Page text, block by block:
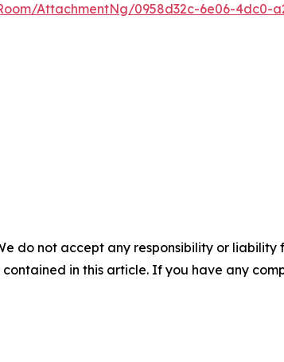
AttachmentNg/0958d32c-6e06-4dc0-
do not accept any responsibility or
in this article. If you have any